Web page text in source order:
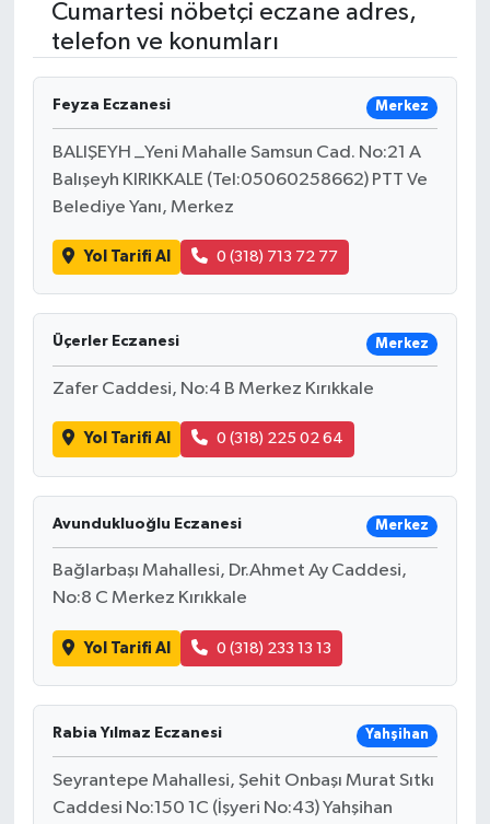
Cumartesi nöbetçi eczane adres,
telefon ve konumları
Feyza Eczanesi Merkez
BALIŞEYH _Yeni Mahalle Samsun Cad. No:21 A
Balışeyh KIRIKKALE (Tel:05060258662) PTT Ve
Belediye Yanı, Merkez
Yol Tarifi Al 0 (318) 713 72 77
Üçerler Eczanesi Merkez
Zafer Caddesi, No:4 B Merkez Kırıkkale
Yol Tarifi Al 0 (318) 225 02 64
Avundukluoğlu Eczanesi Merkez
Bağlarbaşı Mahallesi, Dr.Ahmet Ay Caddesi,
No:8 C Merkez Kırıkkale
Yol Tarifi Al 0 (318) 233 13 13
Rabia Yılmaz Eczanesi Yahşihan
Seyrantepe Mahallesi, Şehit Onbaşı Murat Sıtkı
Caddesi No:150 1C (İşyeri No:43) Yahşihan
RESMİ İLANLAR